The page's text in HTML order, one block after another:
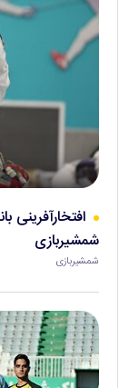
افتخارآفرینی
شمشیربازی
شمشیربازی